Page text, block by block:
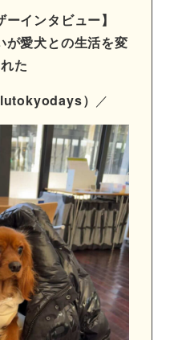
インタビュー】
が愛犬との生活を変
た
） ／